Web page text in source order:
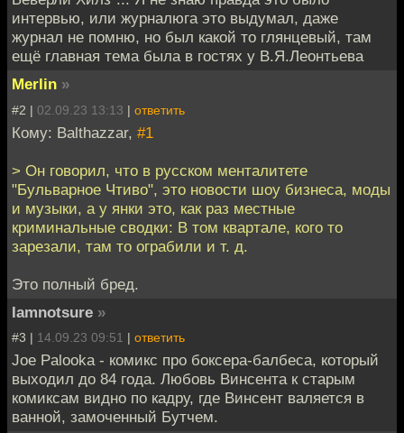
интервью, или журналюга это выдумал, даже
журнал не помню, но был какой то глянцевый, там
ещё главная тема была в гостях у В.Я.Леонтьева
Merlin »
#2 | 02.09.23 13:13 | ответить
Кому: Balthazzar, #1
> Он говорил, что в русском менталитете
"Бульварное Чтиво", это новости шоу бизнеса, моды
и музыки, а у янки это, как раз местные
криминальные сводки: В том квартале, кого то
зарезали, там то ограбили и т. д.
Это полный бред.
Iamnotsure »
#3 | 14.09.23 09:51 | ответить
Joe Palooka - комикс про боксера-балбеса, который
выходил до 84 года. Любовь Винсента к старым
комиксам видно по кадру, где Винсент валяется в
ванной, замоченный Бутчем.